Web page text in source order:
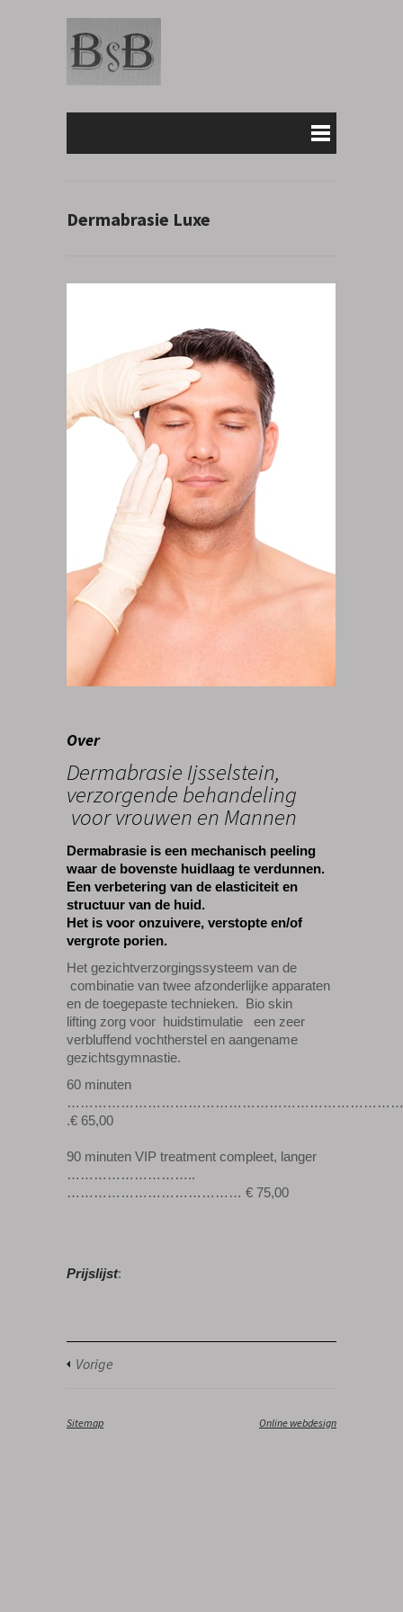
Dermabrasie Luxe
Over
Dermabrasie Ijsselstein,
verzorgende behandeling
voor vrouwen en Mannen
Dermabrasie is een mechanisch peeling
waar de bovenste huidlaag te verdunnen.
Een verbetering van de elasticiteit en
structuur van de huid.
Het is voor onzuivere, verstopte en/of
vergrote porien.
Het gezichtverzorgingssysteem van de
combinatie van twee afzonderlijke apparaten
en de toegepaste technieken. Bio skin
lifting zorg voor huidstimulatie een zeer
verbluffend vochtherstel en aangename
gezichtsgymnastie.
60 minuten
.€ 65,00
90 minuten VIP treatment compleet, langer
………………………..
………………………………… € 75,00
Prijslijst:
Vorige
Sitemap Online webdesign